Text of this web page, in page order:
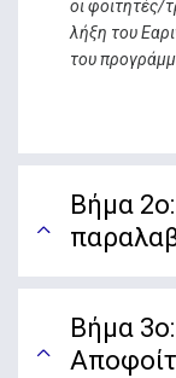
οι φοιτητές/
λήξη του
του
Βήμα
Βήμα